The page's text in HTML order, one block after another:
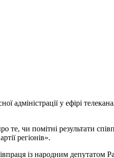
адміністрації у ефірі
те, чи помітні результати
регіонів».
із народним депутатом